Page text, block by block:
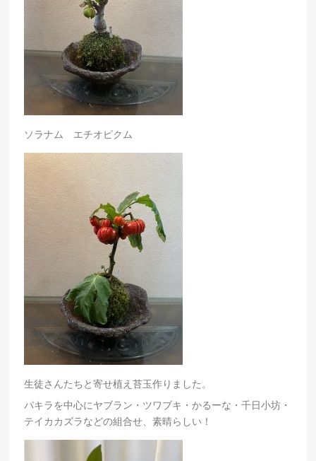
ソラナム エチオピクム
生徒さんたちと寄せ植え苔玉作りました。
パキラを中心にヤブラン・ツワブキ・かるーな・千日小坊・
テイカカズラなどの組合せ、素晴らしい！